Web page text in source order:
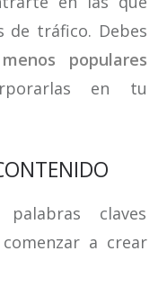
de tráfico. Debes
menos populares
en tu
claves
a crear